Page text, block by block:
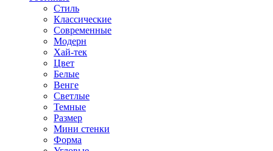
Стиль
Классические
Современные
Модерн
Хай-тек
Цвет
Белые
Венге
Светлые
Темные
Размер
Мини стенки
Форма